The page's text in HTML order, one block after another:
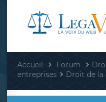
Accueil Forum
entreprises
Droit de la